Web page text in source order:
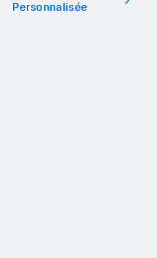
Personnalisée